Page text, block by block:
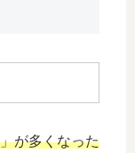
が多くなった